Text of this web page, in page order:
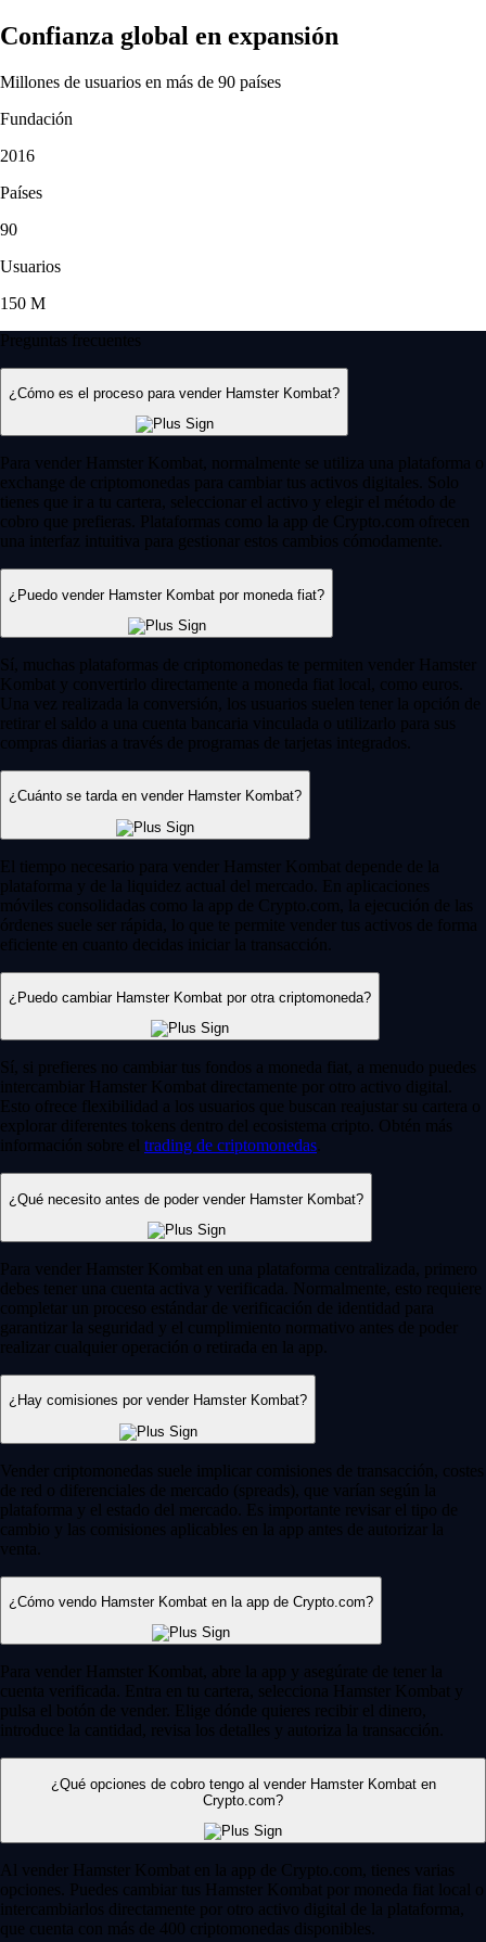
Confianza global en expansión
Millones de usuarios en más de 90 países
Fundación
2016
Países
90
Usuarios
150 M
Preguntas frecuentes
¿Cómo es el proceso para vender Hamster Kombat?
Para vender Hamster Kombat, normalmente se utiliza una plataforma o
exchange de criptomonedas para cambiar tus activos digitales. Solo
tienes que ir a tu cartera, seleccionar el activo y elegir el método de
cobro que prefieras. Plataformas como la app de Crypto.com ofrecen
una interfaz intuitiva para gestionar estos cambios cómodamente.
¿Puedo vender Hamster Kombat por moneda fiat?
Sí, muchas plataformas de criptomonedas te permiten vender Hamster
Kombat y convertirlo directamente a moneda fiat local, como euros.
Una vez realizada la conversión, los usuarios suelen tener la opción de
retirar el saldo a una cuenta bancaria vinculada o utilizarlo para sus
compras diarias a través de programas de tarjetas integrados.
¿Cuánto se tarda en vender Hamster Kombat?
El tiempo necesario para vender Hamster Kombat depende de la
plataforma y de la liquidez actual del mercado. En aplicaciones
móviles consolidadas como la app de Crypto.com, la ejecución de las
órdenes suele ser rápida, lo que te permite vender tus activos de forma
eficiente en cuanto decidas iniciar la transacción.
¿Puedo cambiar Hamster Kombat por otra criptomoneda?
Sí, si prefieres no cambiar tus fondos a moneda fiat, a menudo puedes
intercambiar Hamster Kombat directamente por otro activo digital.
Esto ofrece flexibilidad a los usuarios que buscan reajustar su cartera o
explorar diferentes tokens dentro del ecosistema cripto. Obtén más
información sobre el trading de criptomonedas
¿Qué necesito antes de poder vender Hamster Kombat?
Para vender Hamster Kombat en una plataforma centralizada, primero
debes tener una cuenta activa y verificada. Normalmente, esto requiere
completar un proceso estándar de verificación de identidad para
garantizar la seguridad y el cumplimiento normativo antes de poder
realizar cualquier operación o retirada en la app.
¿Hay comisiones por vender Hamster Kombat?
Vender criptomonedas suele implicar comisiones de transacción, costes
de red o diferenciales de mercado (spreads), que varían según la
plataforma y el estado del mercado. Es importante revisar el tipo de
cambio y las comisiones aplicables en la app antes de autorizar la
venta.
¿Cómo vendo Hamster Kombat en la app de Crypto.com?
Para vender Hamster Kombat, abre la app y asegúrate de tener la
cuenta verificada. Entra en tu cartera, selecciona Hamster Kombat y
pulsa el botón de vender. Elige dónde quieres recibir el dinero,
introduce la cantidad, revisa los detalles y autoriza la transacción.
¿Qué opciones de cobro tengo al vender Hamster Kombat en
Crypto.com?
Al vender Hamster Kombat en la app de Crypto.com, tienes varias
opciones. Puedes cambiar tus Hamster Kombat por moneda fiat local o
intercambiarlos directamente por otro activo digital de la plataforma,
que cuenta con más de 400 criptomonedas disponibles.